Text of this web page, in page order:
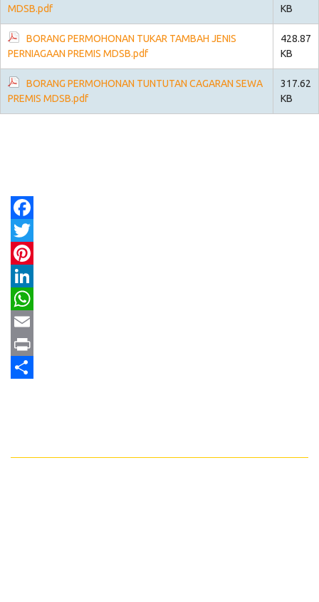
MDSB.pdf
KB
BORANG PERMOHONAN TUKAR TAMBAH JENIS
PERNIAGAAN PREMIS MDSB.pdf
428.87
KB
BORANG PERMOHONAN TUNTUTAN CAGARAN SEWA
PREMIS MDSB.pdf
317.62
KB
Facebook
Twitter
Pinterest
LinkedIn
WhatsApp
Email
Print